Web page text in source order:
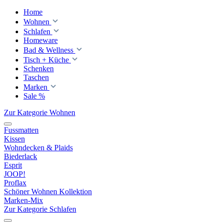
Home
Wohnen
Schlafen
Homeware
Bad & Wellness
Tisch + Küche
Schenken
Taschen
Marken
Sale %
Zur Kategorie Wohnen
Fussmatten
Kissen
Wohndecken & Plaids
Biederlack
Esprit
JOOP!
Proflax
Schöner Wohnen Kollektion
Marken-Mix
Zur Kategorie Schlafen